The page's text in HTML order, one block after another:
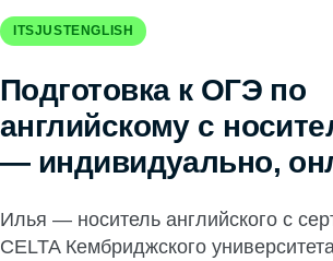
ITSJUSTENGLISH
Подготовка к ОГЭ по
английскому с
— индивидуально,
Илья — носитель английского с
CELTA Кембриджского